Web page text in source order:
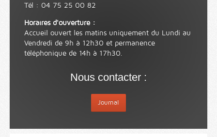
Tél : 04 75 25 00 82
Horaires d'ouverture :
Accueil ouvert les matins uniquement du Lundi au
Vendredi de 9h à 12h30 et permanence
téléphonique de 14h à 17h30.
Nous contacter :
Journal